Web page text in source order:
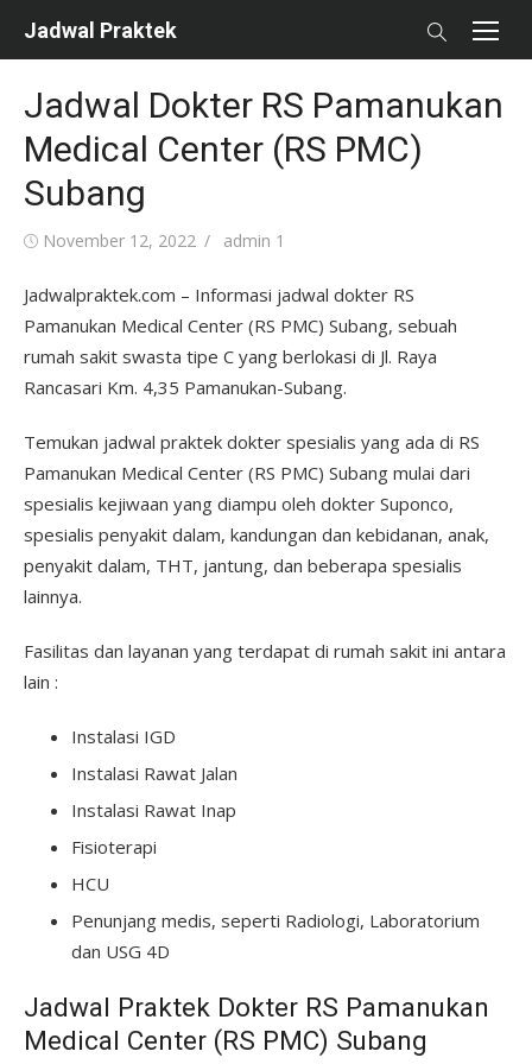
Jadwal Praktek
Jadwal Dokter RS Pamanukan
Medical Center (RS PMC)
Subang
Posted
November 12, 2022 Author
admin 1
Jadwalpraktek.com – Informasi jadwal dokter RS
Pamanukan Medical Center (RS PMC) Subang, sebuah
rumah sakit swasta tipe C yang berlokasi di Jl. Raya
Rancasari Km. 4,35 Pamanukan-Subang.
Temukan jadwal praktek dokter spesialis yang ada di RS
Pamanukan Medical Center (RS PMC) Subang mulai dari
spesialis kejiwaan yang diampu oleh dokter Suponco,
spesialis penyakit dalam, kandungan dan kebidanan, anak,
penyakit dalam, THT, jantung, dan beberapa spesialis
lainnya.
Fasilitas dan layanan yang terdapat di rumah sakit ini antara
lain :
Instalasi IGD
Instalasi Rawat Jalan
Instalasi Rawat Inap
Fisioterapi
HCU
Penunjang medis, seperti Radiologi, Laboratorium
dan USG 4D
Jadwal Praktek Dokter RS Pamanukan
Medical Center (RS PMC) Subang